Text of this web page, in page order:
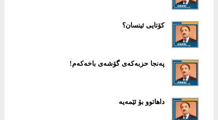
كۆتایی ئینسان؟
پەنجا حزبەكەی گۆشەی باخەكەم!
داهاتوو بۆ ئێمەیە